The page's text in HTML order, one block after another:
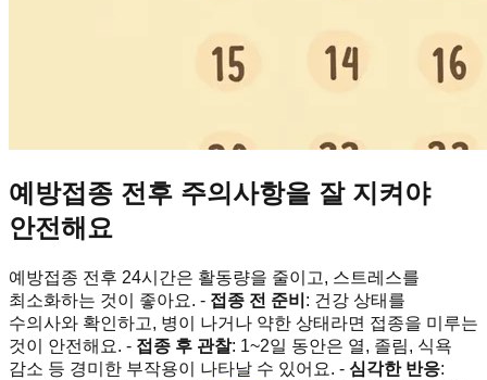
예방접종 전후 주의사항을 잘 지켜야
안전해요
예방접종 전후 24시간은 활동량을 줄이고, 스트레스를
최소화하는 것이 좋아요. - 접종 전 준비 : 건강 상태를
수의사와 확인하고, 병이 나거나 약한 상태라면 접종을 미루는
것이 안전해요. - 접종 후 관찰: 1~2일 동안은 열, 졸림, 식욕
감소 등 경미한 부작용이 나타날 수 있어요. - 심각한 반응: